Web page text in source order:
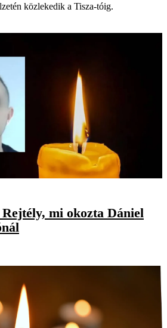
közlekedik a Tisza-tóig.
mi okozta Dániel